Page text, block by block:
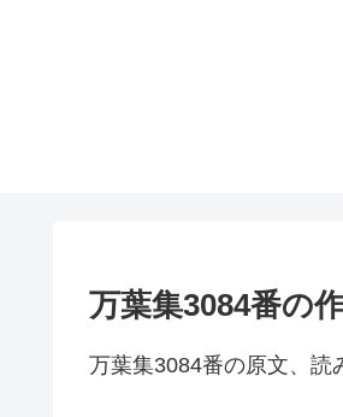
万葉集3084番の
万葉集3084番の原文、読